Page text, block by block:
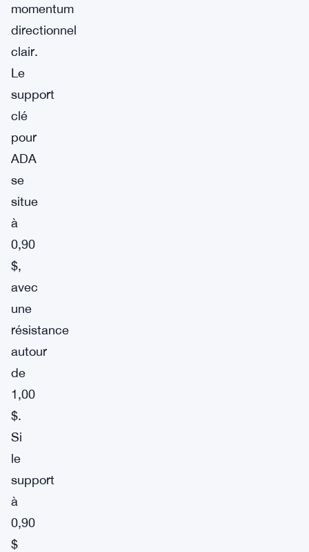
momentum
directionnel
clair.
Le
support
clé
pour
ADA
se
situe
à
0,90
$,
avec
une
résistance
autour
de
1,00
$.
Si
le
support
à
0,90
$